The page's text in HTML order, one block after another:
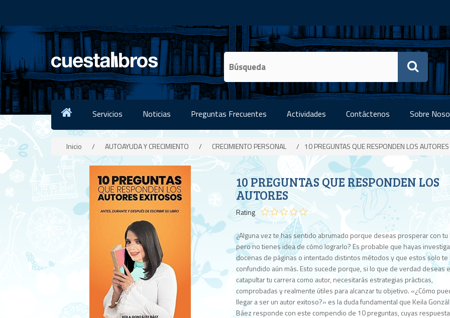
Servicios Noticias Preguntas Frecuentes Actividades Contáctenos Sobre
Inicio / AUTOAYUDA Y CRECIMIENTO / CRECIMIENTO PERSONAL / 10 PREGUNTAS QUE RESPONDEN LOS AUTORES
10 PREGUNTAS QUE RESPONDEN LOS
AUTORES
Rating
¿Alguna vez te has sentido abrumado porque deseas prosperar con
pero no tienes idea de cómo lograrlo? Es probable que hayas
docenas de páginas o intentado distintos métodos y que estos solo te
confundido aún más. Esto sucede porque, si lo que de verdad deseas
catapultar tu carrera como autor, necesitarás estrategias prácticas,
comprobadas y realmente útiles para alcanzar tu objetivo. «¿Cómo
llegar a ser un autor exitoso?» es la duda fundamental que Keila
Báez responde con este compendio de 10 preguntas, cuyas